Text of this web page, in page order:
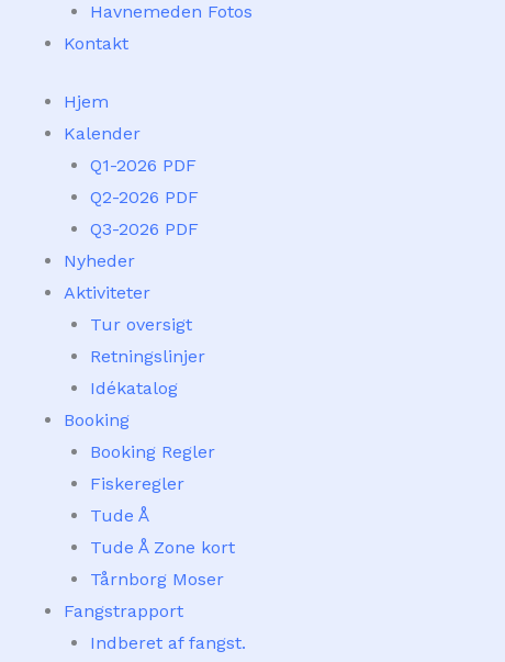
Havnemeden Fotos
Kontakt
Hjem
Kalender
Q1-2026 PDF
Q2-2026 PDF
Q3-2026 PDF
Nyheder
Aktiviteter
Tur oversigt
Retningslinjer
Idékatalog
Booking
Booking Regler
Fiskeregler
Tude Å
Tude Å Zone kort
Tårnborg Moser
Fangstrapport
Indberet af fangst.